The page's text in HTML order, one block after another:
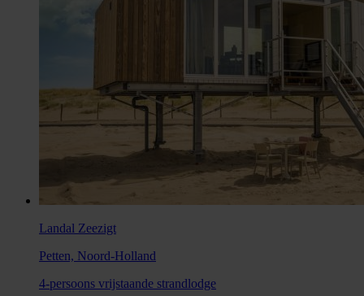
Landal Zeezigt
Petten, Noord-Holland
4-persoons vrijstaande strandlodge